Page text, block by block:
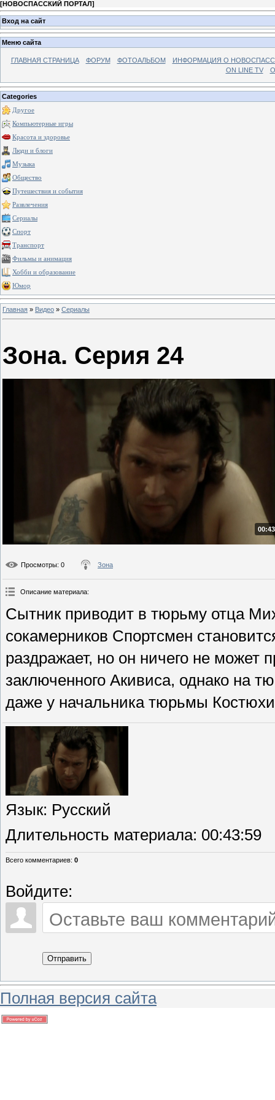
[НОВОСПАССКИЙ ПОРТАЛ]
Вход на сайт
Меню сайта
ГЛАВНАЯ СТРАНИЦА ФОРУМ ФОТОАЛЬБОМ
ИНФОРМАЦИЯ О
ON LINE TV
Categories
Другое
Компьютерные игры
Красота и здоровье
Люди и блоги
Музыка
Общество
Путешествия и события
Развлечения
Сериалы
Спорт
Транспорт
Фильмы и анимация
Хобби и образование
Юмор
Главная » Видео » Сериалы
Зона. Серия 24
Просмотры: 0 Зона
Описание материала:
Сытник приводит в тюрьму отца
сокамерников Спортсмен
раздражает, но он ничего не может
заключенного Акивиса, однако на
даже у начальника тюрьмы
Язык: Русский
Длительность материала: 00:43:59
Всего комментариев: 0
Войдите:
Отправить
Полная версия сайта